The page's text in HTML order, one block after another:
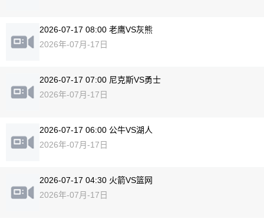
2026-07-17 08:00 老鹰VS灰熊
2026年-07月-17日
2026-07-17 07:00 尼克斯VS勇士
2026年-07月-17日
2026-07-17 06:00 公牛VS湖人
2026年-07月-17日
2026-07-17 04:30 火箭VS篮网
2026年-07月-17日